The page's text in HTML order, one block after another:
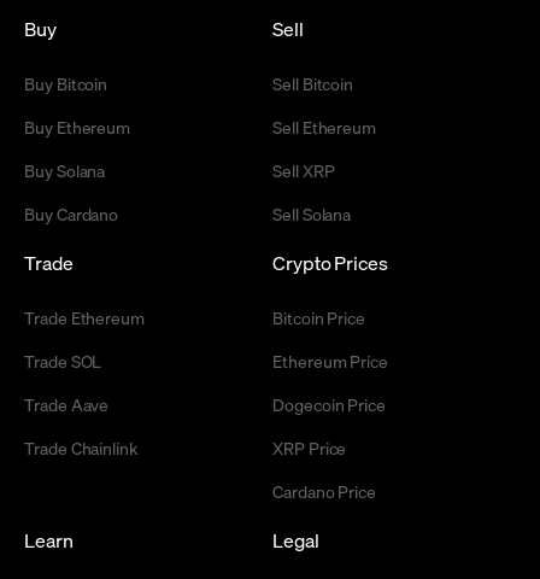
Buy
Buy Bitcoin
Buy Ethereum
Buy Solana
Buy Cardano
Sell
Sell Bitcoin
Sell Ethereum
Sell XRP
Sell Solana
Trade
Trade Ethereum
Trade SOL
Trade Aave
Trade Chainlink
Crypto Prices
Bitcoin Price
Ethereum Price
Dogecoin Price
XRP Price
Cardano Price
Learn Legal